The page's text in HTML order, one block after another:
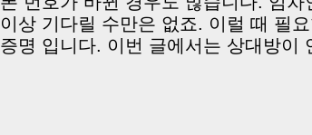
이상 기다릴 수만은 없죠. 이럴 때 필
증명 입니다. 이번 글에서는 상대방이
your deposit back? No response to